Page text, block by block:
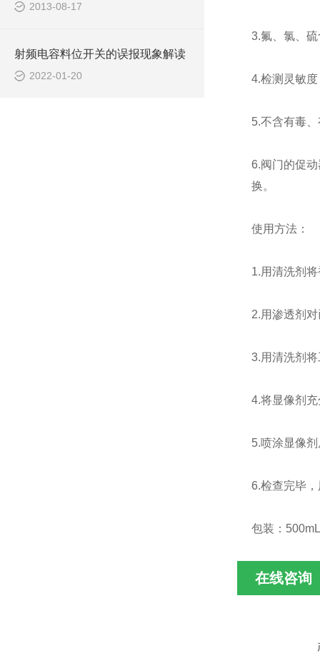
2013-08-17
射频电容料位开关的误报现象解读
2022-01-20
3.氟、氯、
4.检测灵敏
5.不含有毒
6.阀门的促
换。
使用方法：
1.用清洗剂
2.用渗透剂
3.用清洗剂
4.将显像剂
5.喷涂显像
6.检查完毕
包装：
在线咨询